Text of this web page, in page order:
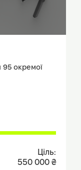
95 окремої
Ціль:
550 000 ₴